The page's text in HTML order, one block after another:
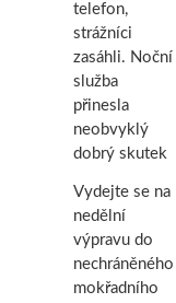
telefon,
strážníci
zasáhli. Noční
služba
přinesla
neobvyklý
dobrý skutek
Vydejte se na
nedělní
výpravu do
nechráněného
mokřadního